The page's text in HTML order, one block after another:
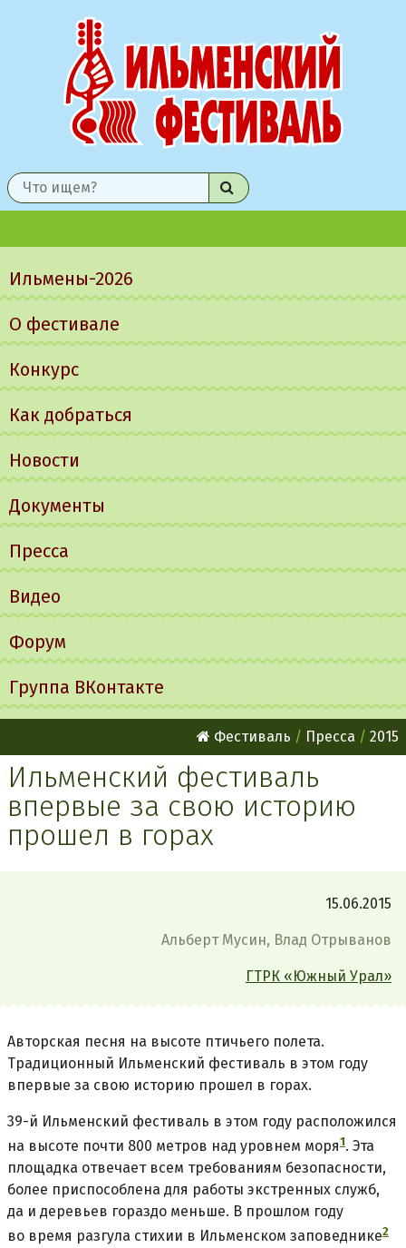
Найти
меню
Ильмены-2026
О фестивале
Конкурс
Как добраться
Новости
Документы
Пресса
Видео
Форум
Группа ВКонтакте
Фестиваль Пресса 2015
Ильменский фестиваль
впервые за свою историю
прошел в горах
15.06.2015
Альберт Мусин, Влад Отрыванов
ГТРК «Южный Урал»
Авторская песня на высоте птичьего полета.
Традиционный Ильменский фестиваль в этом году
впервые за свою историю прошел в горах.
39-й Ильменский фестиваль в этом году расположился
на высоте почти 800 метров над уровнем моря1. Эта
площадка отвечает всем требованиям безопасности,
более приспособлена для работы экстренных служб,
да и деревьев гораздо меньше. В прошлом году
во время разгула стихии в Ильменском заповеднике2